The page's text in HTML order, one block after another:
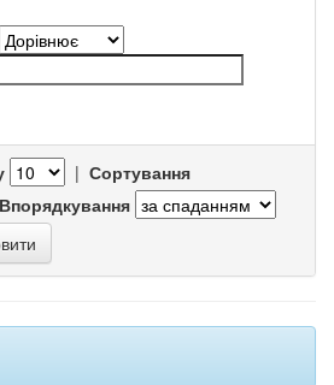
| Сортування
Впорядкування